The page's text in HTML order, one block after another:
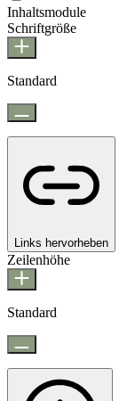
Inhaltsmodule
Schriftgröße
Standard
Links hervorheben
Zeilenhöhe
Standard